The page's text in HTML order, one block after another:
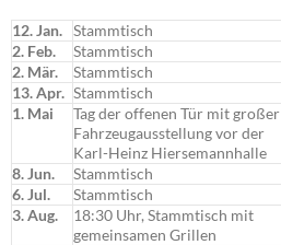
12. Jan. Stammtisch
2. Feb.
Stammtisch
2. Mär.
Stammtisch
13. Apr. Stammtisch
1. Mai
Tag der offenen Tür mit großer
Fahrzeugausstellung vor der
Karl-Heinz Hiersemannhalle
8. Jun.
Stammtisch
6. Jul.
Stammtisch
3. Aug.
18:30 Uhr, Stammtisch mit
gemeinsamen Grillen